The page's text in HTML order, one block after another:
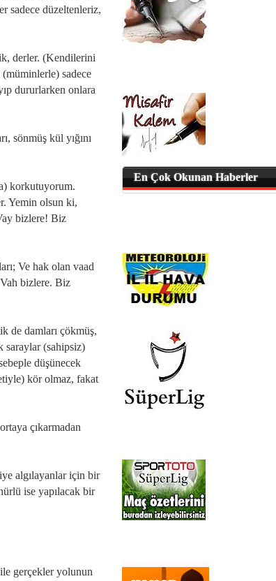
sadece düzeltenleriz,
derler. (Kendilerini
(müminlerle) sadece
dururlarken onlara
sönmüş kül yığını
korkutuyorum.
Yemin olsun ki,
bizlere! Biz
Ve hak olan vaad
bizlere. Biz
de damları çökmüş,
saraylar (sahipsiz)
düşünecek
kör olmaz, fakat
çıkarmadan
algılayanlar için bir
ise yapılacak bir
gerçekler yolunun
En Çok Okunan Haberler